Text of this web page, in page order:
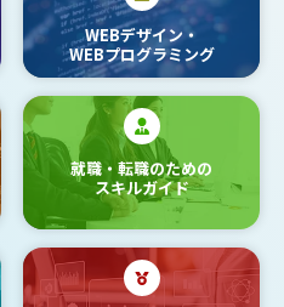
WEBデザイン・
WEBプログラミング
就職・転職のための
スキルガイド